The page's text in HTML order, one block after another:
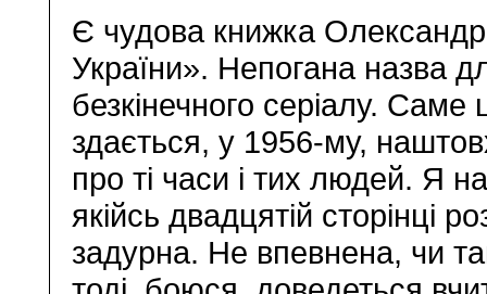
Є чудова книжка
України». Непогана назва
безкінечного серіалу.
здається, у 1956-му,
про ті часи і тих людей. Я
якійсь двадцятій
задурна. Не впевнена, чи